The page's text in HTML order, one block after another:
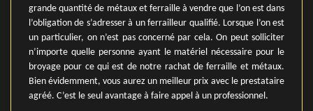
grande quantité de métaux et ferraille à vendre que l’on est dans
l’obligation de s’adresser à un ferrailleur qualifié. Lorsque l’on est
un particulier, on n’est pas concerné par cela. On peut solliciter
n’importe quelle personne ayant le matériel nécessaire pour le
broyage pour ce qui est de notre rachat de ferraille et métaux.
Bien évidemment, vous aurez un meilleur prix avec le prestataire
agréé. C’est le seul avantage à faire appel à un professionnel.